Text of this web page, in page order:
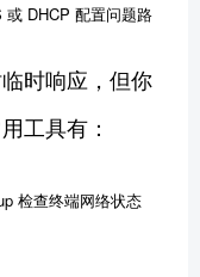
DHCP 配置问题路
时响应，但你
工具有：
检查终端网络状态